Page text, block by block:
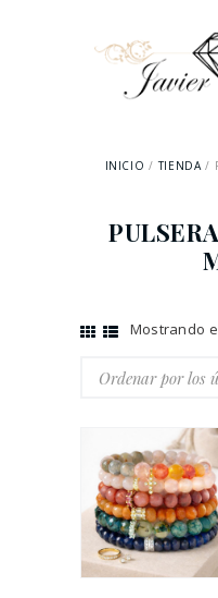
INICIO TIENDA
Mostrando